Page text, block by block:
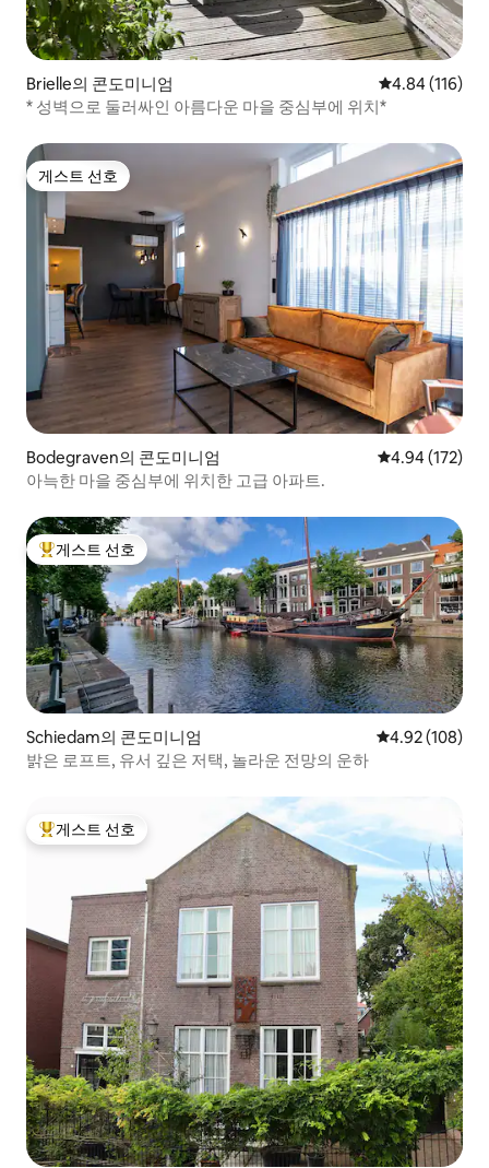
Brielle의 콘도미니엄 평점 4.84점(5
4.84 (116)
* 성벽으로 둘러싸인 아름다운 마을 중심부에 위치*
게스트 선호
게스트 선호
Bodegraven의 콘도미니엄 평점 4.94점(5
4.94 (172)
아늑한 마을 중심부에 위치한 고급 아파트.
상위 게스트 선호
게스트 선호
Schiedam의 콘도미니엄 평점 4.92점(5
4.92 (108)
밝은 로프트, 유서 깊은 저택, 놀라운 전망의 운하
상위 게스트 선호
게스트 선호